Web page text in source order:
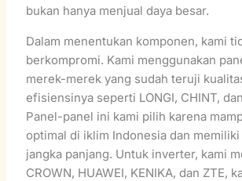
bukan hanya menjual daya besar.
Dalam menentukan komponen, kami
berkompromi. Kami menggunakan
merek-merek yang sudah teruji
efisiensinya seperti LONGI, CHINT,
Panel-panel ini kami pilih karena
optimal di iklim Indonesia dan memiliki
jangka panjang. Untuk inverter, kami
CROWN, HUAWEI, KENIKA, dan ZTE,